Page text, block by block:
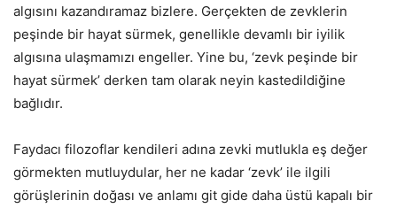
algısını kazandıramaz bizlere. Gerçekten de zevklerin
peşinde bir hayat sürmek, genellikle devamlı bir iyilik
algısına ulaşmamızı engeller. Yine bu, ‘zevk peşinde bir
hayat sürmek’ derken tam olarak neyin kastedildiğine
bağlıdır.
Faydacı filozoflar kendileri adına zevki mutlukla eş değer
görmekten mutluydular, her ne kadar ‘zevk’ ile ilgili
görüşlerinin doğası ve anlamı git gide daha üstü kapalı bir